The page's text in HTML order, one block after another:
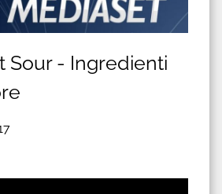
Sour - Ingredienti